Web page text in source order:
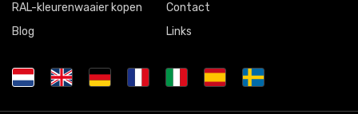
RAL-kleurenwaaier kopen
Blog
Contact
Links